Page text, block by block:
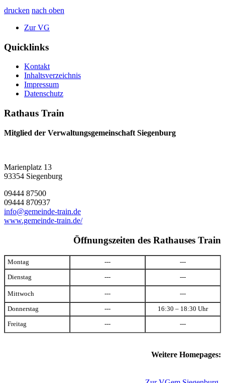
drucken nach oben
Zur VG
Quicklinks
Kontakt
Inhaltsverzeichnis
Impressum
Datenschutz
Rathaus Train
Mitglied der Verwaltungsgemeinschaft Siegenburg
Marienplatz 13
93354 Siegenburg
09444 87500
09444 870937
info@gemeinde-train.de
www.gemeinde-train.de/
Öffnungszeiten des Rathauses Train
Montag --- ---
Dienstag --- ---
Mittwoch --- ---
Donnerstag --- 16:30 – 18:30 Uhr
Freitag --- ---
Weitere Homepages: